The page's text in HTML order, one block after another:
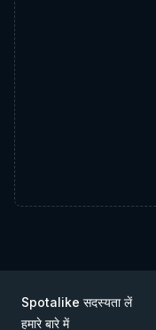
Spotalike सदस्यता लें
हमारे बारे में